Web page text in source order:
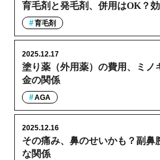
育毛剤と発毛剤、併用はOK？
育毛剤
塗り薬（外用薬）の費用、ミノ
金の関係
2025.12.17
AGA
その痛み、鼻のせいかも？副鼻
な関係
2025.12.16